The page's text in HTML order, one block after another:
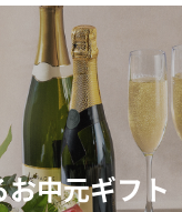
お中元ギフ